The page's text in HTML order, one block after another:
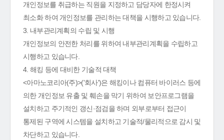
개인정보를 취급하는 직원을 지정하고 담당자에 한정시켜
최소화 하여 개인정보를 관리하는 대책을 시행하고 있습니다.
3. 내부관리계획의 수립 및 시행
개인정보의 안전한 처리를 위하여 내부관리계획을 수립하고
시행하고 있습니다.
4. 해킹 등에 대비한 기술적 대책
<아마노코리아(주)>('회사')은 해킹이나 컴퓨터 바이러스 등에
의한 개인정보 유출 및 훼손을 막기 위하여 보안프로그램을
설치하고 주기적인 갱신·점검을 하며 외부로부터 접근이
통제된 구역에 시스템을 설치하고 기술적/물리적으로 감시 및
차단하고 있습니다.